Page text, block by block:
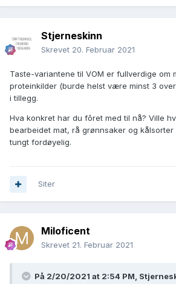
Stjerneskinn
Skrevet 20. Februar 2021
Taste-variantene til VOM er fullverdige om
proteinkilder (burde helst være minst 3
i tillegg.
Hva konkret har du fôret med til nå? Ville
bearbeidet mat, rå grønnsaker og
tungt fordøyelig.
Siter
Miloficent
Skrevet 21. Februar 2021
På 2/20/2021 at 2:54 PM,